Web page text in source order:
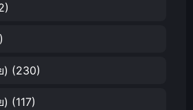
) (230)
) (117)